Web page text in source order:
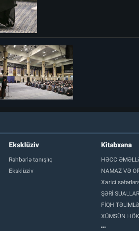
Eksklüziv
Rəhbərlə tanışlıq
Eksklüziv
Kitabxana
HƏCC
NAMAZ VƏ
Xarici
ŞƏRİ
FİQH
XÜMSÜN